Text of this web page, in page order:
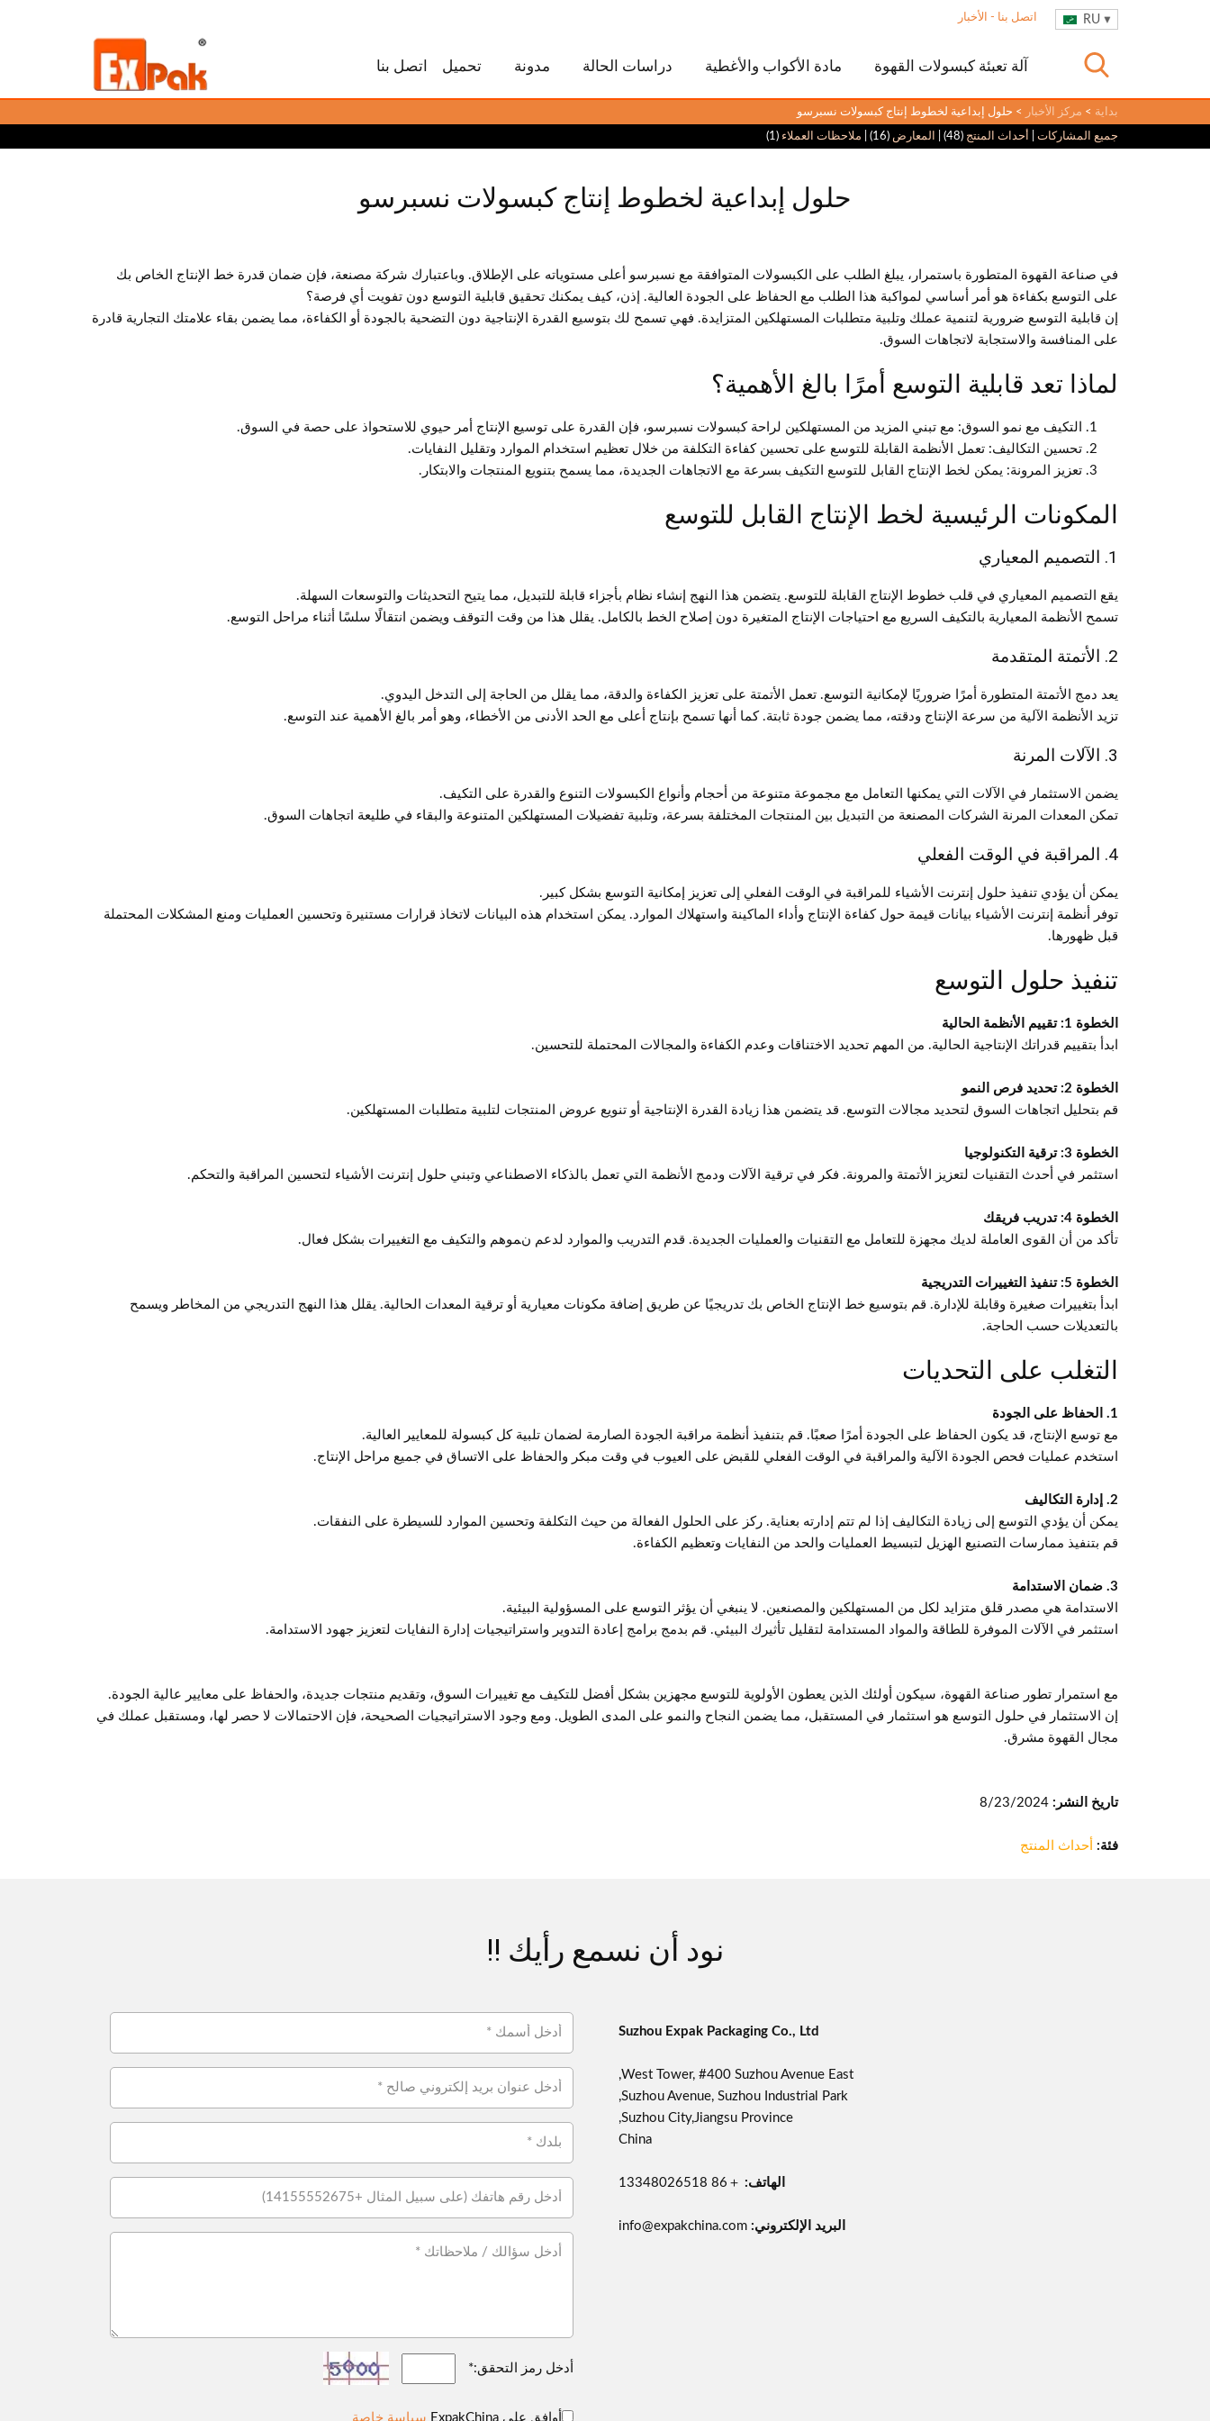
RU اتصل بنا - الأخبار
آلة تعبئة كبسولات القهوة مادة الأكواب والأغطية دراسات الحالة مدونة تحميل اتصل بنا
بداية > مركز الأخبار
> حلول إبداعية لخطوط إنتاج كبسولات نسبرسو
جميع المشاركات
أحداث المنتج (48) | المعارض (16) | ملاحظات العملاء (1)
حلول إبداعية لخطوط إنتاج كبسولات نسبرسو
في صناعة القهوة المتطورة باستمرار، يبلغ الطلب على الكبسولات المتوافقة مع نسبرسو أعلى مستوياته على الإطلاق. وباعتبارك شركة مصنعة، فإن ضمان قدرة خط الإنتاج الخاص بك
على التوسع بكفاءة هو أمر أساسي لمواكبة هذا الطلب مع الحفاظ على الجودة العالية. إذن، كيف يمكنك تحقيق قابلية التوسع دون تفويت أي فرصة؟
إن قابلية التوسع ضرورية لتنمية عملك وتلبية متطلبات المستهلكين المتزايدة. فهي تسمح لك بتوسيع القدرة الإنتاجية دون التضحية بالجودة أو الكفاءة، مما يضمن بقاء علامتك التجارية قادرة
على المنافسة والاستجابة لاتجاهات السوق.
لماذا تعد قابلية التوسع أمرًا بالغ الأهمية؟
التكيف مع نمو السوق: مع تبني المزيد من المستهلكين لراحة كبسولات نسبرسو، فإن القدرة على توسيع الإنتاج أمر حيوي للاستحواذ على حصة في السوق.
تحسين التكاليف: تعمل الأنظمة القابلة للتوسع على تحسين كفاءة التكلفة من خلال تعظيم استخدام الموارد وتقليل النفايات.
تعزيز المرونة: يمكن لخط الإنتاج القابل للتوسع التكيف بسرعة مع الاتجاهات الجديدة، مما يسمح بتنويع المنتجات والابتكار.
المكونات الرئيسية لخط الإنتاج القابل للتوسع
1. التصميم المعياري
يقع التصميم المعياري في قلب خطوط الإنتاج القابلة للتوسع. يتضمن هذا النهج إنشاء نظام بأجزاء قابلة للتبديل، مما يتيح التحديثات والتوسعات السهلة.
تسمح الأنظمة المعيارية بالتكيف السريع مع احتياجات الإنتاج المتغيرة دون إصلاح الخط بالكامل. يقلل هذا من وقت التوقف ويضمن انتقالًا سلسًا أثناء مراحل التوسع.
2. الأتمتة المتقدمة
يعد دمج الأتمتة المتطورة أمرًا ضروريًا لإمكانية التوسع. تعمل الأتمتة على تعزيز الكفاءة والدقة، مما يقلل من الحاجة إلى التدخل اليدوي.
تزيد الأنظمة الآلية من سرعة الإنتاج ودقته، مما يضمن جودة ثابتة. كما أنها تسمح بإنتاج أعلى مع الحد الأدنى من الأخطاء، وهو أمر بالغ الأهمية عند التوسع.
3. الآلات المرنة
يضمن الاستثمار في الآلات التي يمكنها التعامل مع مجموعة متنوعة من أحجام وأنواع الكبسولات التنوع والقدرة على التكيف.
تمكن المعدات المرنة الشركات المصنعة من التبديل بين المنتجات المختلفة بسرعة، وتلبية تفضيلات المستهلكين المتنوعة والبقاء في طليعة اتجاهات السوق.
4. المراقبة في الوقت الفعلي
يمكن أن يؤدي تنفيذ حلول إنترنت الأشياء للمراقبة في الوقت الفعلي إلى تعزيز إمكانية التوسع بشكل كبير.
توفر أنظمة إنترنت الأشياء بيانات قيمة حول كفاءة الإنتاج وأداء الماكينة واستهلاك الموارد. يمكن استخدام هذه البيانات لاتخاذ قرارات مستنيرة وتحسين العمليات ومنع المشكلات المحتملة
قبل ظهورها.
تنفيذ حلول التوسع
الخطوة 1: تقييم الأنظمة الحالية
ابدأ بتقييم قدراتك الإنتاجية الحالية. من المهم تحديد الاختناقات وعدم الكفاءة والمجالات المحتملة للتحسين.
الخطوة 2: تحديد فرص النمو
قم بتحليل اتجاهات السوق لتحديد مجالات التوسع. قد يتضمن هذا زيادة القدرة الإنتاجية أو تنويع عروض المنتجات لتلبية متطلبات المستهلكين.
الخطوة 3: ترقية التكنولوجيا
استثمر في أحدث التقنيات لتعزيز الأتمتة والمرونة. فكر في ترقية الآلات ودمج الأنظمة التي تعمل بالذكاء الاصطناعي وتبني حلول إنترنت الأشياء لتحسين المراقبة والتحكم.
الخطوة 4: تدريب فريقك
تأكد من أن القوى العاملة لديك مجهزة للتعامل مع التقنيات والعمليات الجديدة. قدم التدريب والموارد لدعم نموهم والتكيف مع التغييرات بشكل فعال.
الخطوة 5: تنفيذ التغييرات التدريجية
ابدأ بتغييرات صغيرة وقابلة للإدارة. قم بتوسيع خط الإنتاج الخاص بك تدريجيًا عن طريق إضافة مكونات معيارية أو ترقية المعدات الحالية. يقلل هذا النهج التدريجي من المخاطر ويسمح
بالتعديلات حسب الحاجة.
التغلب على التحديات
1. الحفاظ على الجودة
مع توسع الإنتاج، قد يكون الحفاظ على الجودة أمرًا صعبًا. قم بتنفيذ أنظمة مراقبة الجودة الصارمة لضمان تلبية كل كبسولة للمعايير العالية.
استخدم عمليات فحص الجودة الآلية والمراقبة في الوقت الفعلي للقبض على العيوب في وقت مبكر والحفاظ على الاتساق في جميع مراحل الإنتاج.
2. إدارة التكاليف
يمكن أن يؤدي التوسع إلى زيادة التكاليف إذا لم تتم إدارته بعناية. ركز على الحلول الفعالة من حيث التكلفة وتحسين الموارد للسيطرة على النفقات.
قم بتنفيذ ممارسات التصنيع الهزيل لتبسيط العمليات والحد من النفايات وتعظيم الكفاءة.
3. ضمان الاستدامة
الاستدامة هي مصدر قلق متزايد لكل من المستهلكين والمصنعين. لا ينبغي أن يؤثر التوسع على المسؤولية البيئية.
استثمر في الآلات الموفرة للطاقة والمواد المستدامة لتقليل تأثيرك البيئي. قم بدمج برامج إعادة التدوير واستراتيجيات إدارة النفايات لتعزيز جهود الاستدامة.
مع استمرار تطور صناعة القهوة، سيكون أولئك الذين يعطون الأولوية للتوسع مجهزين بشكل أفضل للتكيف مع تغييرات السوق، وتقديم منتجات جديدة، والحفاظ على معايير عالية الجودة.
إن الاستثمار في حلول التوسع هو استثمار في المستقبل، مما يضمن النجاح والنمو على المدى الطويل. ومع وجود الاستراتيجيات الصحيحة، فإن الاحتمالات لا حصر لها، ومستقبل عملك في
مجال القهوة مشرق.
تاريخ النشر:
فئة: أحداث المنتج
نود أن نسمع رأيك !!
Suzhou Expak Packaging Co., Ltd
West Tower, #400 Suzhou Avenue East,
Suzhou Avenue, Suzhou Industrial Park,
Suzhou City,Jiangsu Province,
China
الهاتف: ＋86 13348026518
البريد الإلكتروني: info@expakchina.com
أدخل رمز التحقق:*
أوافق على ExpakChina سياسة خاصة